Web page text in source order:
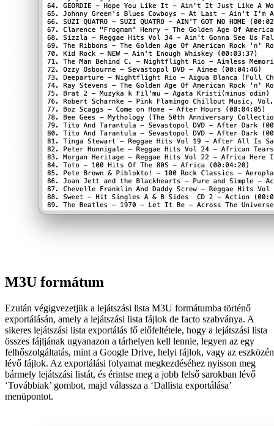
M3U formátum
Ezután végigvezetjük a lejátszási lista M3U formátumba történő
exportálásán, amely a lejátszási lista fájlok de facto szabványa. A
sikeres lejátszási lista exportálás fő előfeltétele, hogy a lejátszási lista
összes fájljának ugyanazon a tárhelyen kell lennie, legyen az egy
felhőszolgáltatás, mint a Google Drive, helyi fájlok, vagy az eszközén
lévő fájlok. Az exportálási folyamat megkezdéséhez nyisson meg
bármely lejátszási listát, és érintse meg a jobb felső sarokban lévő
‘Továbbiak’ gombot, majd válassza a ‘Dallista exportálása’
menüpontot.